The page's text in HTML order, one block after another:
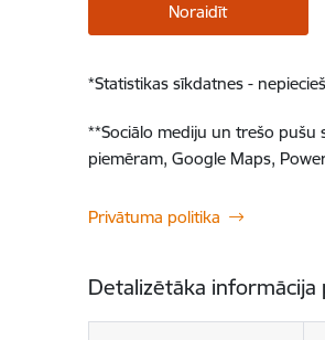
Noraidīt
*Statistikas sīkdatnes -
**Sociālo mediju un trešo pušu
piemēram, Google Maps,
Privātuma politika
Detalizētāka